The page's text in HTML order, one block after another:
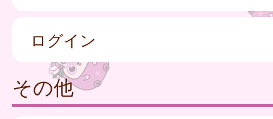
ログイン
その他